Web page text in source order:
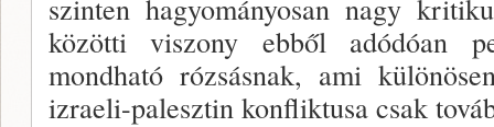
szinten hagyományosan nagy
közötti viszony ebből adódóan
mondható rózsásnak, ami
izraeli-palesztin konfliktusa csak